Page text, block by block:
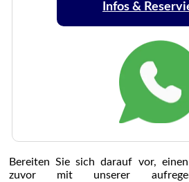
Infos &
Bereiten Sie sich darauf vor,
zuvor mit unserer